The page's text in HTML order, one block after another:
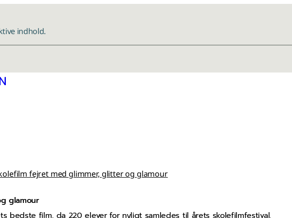
indhold.
fejret med glimmer, glitter og glamour
glamour
bedste film, da 220 elever for nyligt samledes til årets skolefilmfestival.